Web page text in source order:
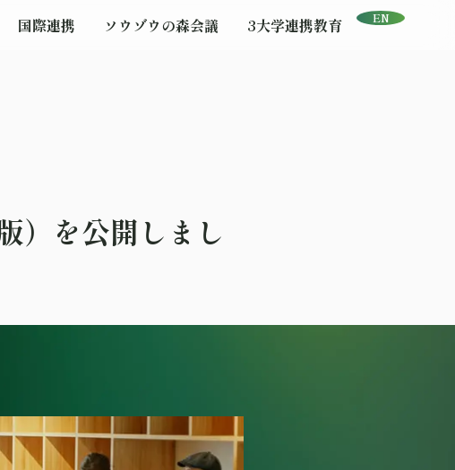
国際連携 ソウゾウの森会議 3大学連携教育 EN
）を公開しまし